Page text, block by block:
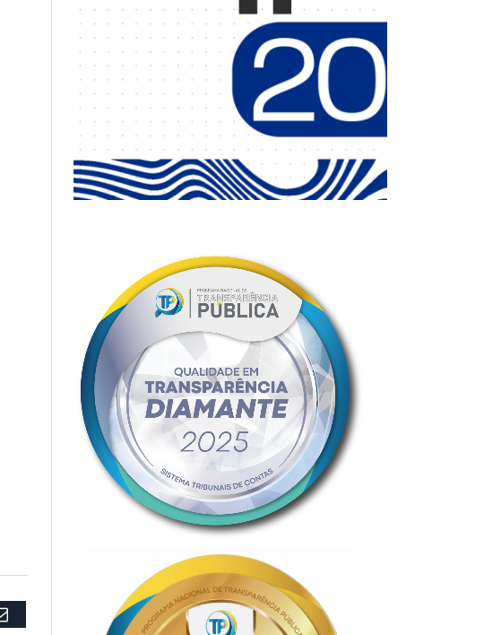
Email